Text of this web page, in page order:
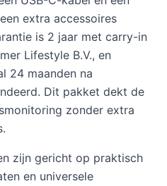
extra accessoires
is 2 jaar met carry-in
Lifestyle B.V., en
24 maanden na
Dit pakket dekt de
zonder extra
zijn gericht op praktisch
en universele